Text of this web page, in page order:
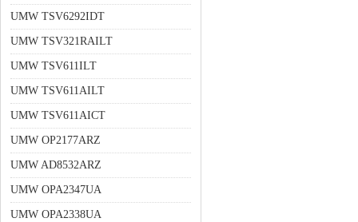
UMW TSV6292IDT
UMW TSV321RAILT
UMW TSV611ILT
UMW TSV611AILT
UMW TSV611AICT
UMW OP2177ARZ
UMW AD8532ARZ
UMW OPA2347UA
UMW OPA2338UA